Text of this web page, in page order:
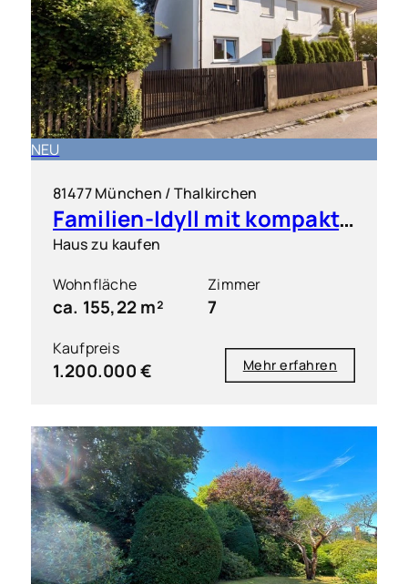
NEU
81477 München / Thalkirchen
Familien-Idyll mit kompakter Einliegerwohnung & großem Garten
Haus zu kaufen
Wohnfläche
ca. 155,22 m²
Zimmer
7
Kaufpreis
1.200.000 € Mehr erfahren